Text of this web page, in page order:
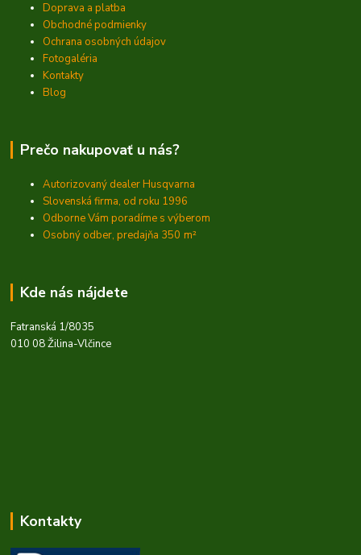
Doprava a platba
Obchodné podmienky
Ochrana osobných údajov
Fotogaléria
Kontakty
Blog
Prečo nakupovať u nás?
Autorizovaný dealer Husqvarna
Slovenská firma, od roku 1996
Odborne Vám poradíme s výberom
Osobný odber, predajňa 350 m²
Kde nás nájdete
Fatranská 1/8035
010 08 Žilina-Vlčince
Kontakty